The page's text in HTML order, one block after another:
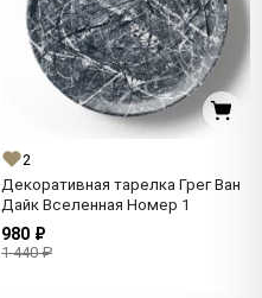
2
Декоративная тарелка Грег Ван
Дайк Вселенная Номер 1
980 ₽
1 440 ₽